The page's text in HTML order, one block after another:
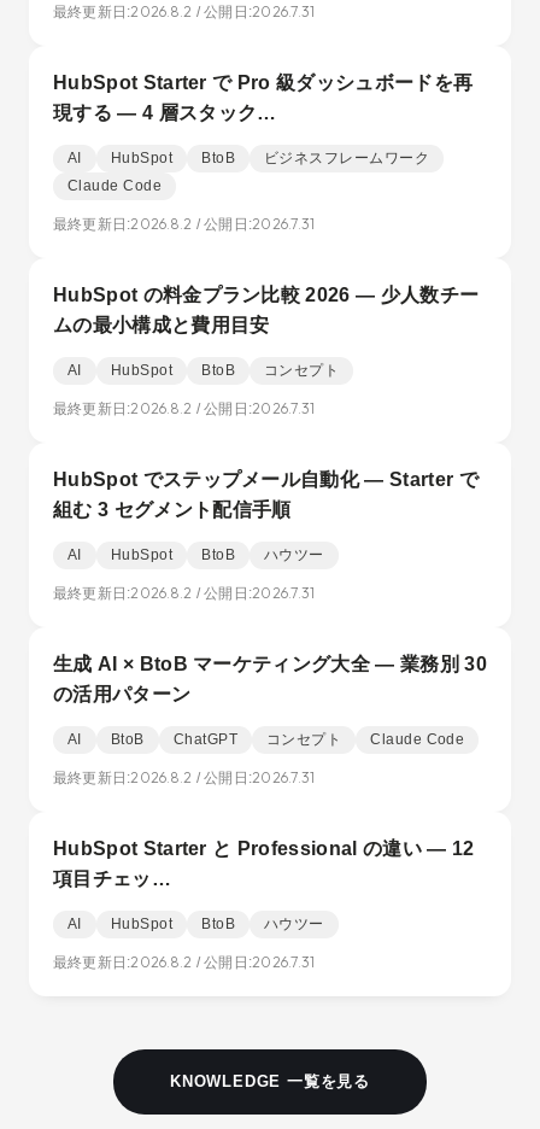
最終更新日:2026.8.2 / 公開日:2026.7.31
HubSpot Starter で Pro 級ダッシュボードを再
現する — 4 層スタック…
AI HubSpot BtoB
ビジネスフレームワーク
Claude Code
最終更新日:2026.8.2 / 公開日:2026.7.31
HubSpot の料金プラン比較 2026 — 少人数チー
ムの最小構成と費用目安
AI HubSpot BtoB コンセプト
最終更新日:2026.8.2 / 公開日:2026.7.31
HubSpot でステップメール自動化 — Starter で
組む 3 セグメント配信手順
AI HubSpot BtoB ハウツー
最終更新日:2026.8.2 / 公開日:2026.7.31
生成 AI × BtoB マーケティング大全 — 業務別 30
の活用パターン
AI BtoB ChatGPT コンセプト Claude Code
最終更新日:2026.8.2 / 公開日:2026.7.31
HubSpot Starter と Professional の違い — 12
項目チェッ…
AI HubSpot BtoB ハウツー
最終更新日:2026.8.2 / 公開日:2026.7.31
KNOWLEDGE 一覧を見る